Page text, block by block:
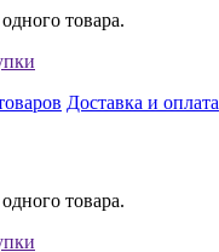
товара.
Доставка и оплата
товара.